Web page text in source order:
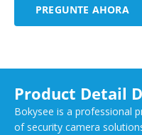
PREGUNTE AHORA
Product Detail
Bokysee is a professional
of security camera